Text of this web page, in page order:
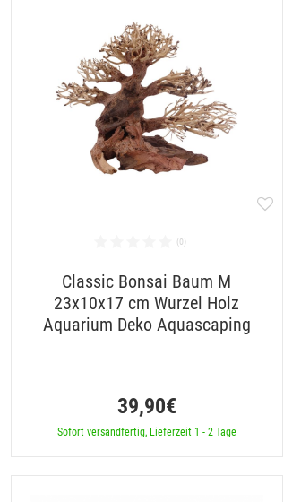
Classic Bonsai Baum M
23x10x17 cm Wurzel Holz
Aquarium Deko Aquascaping
39,90€
Sofort versandfertig, Lieferzeit 1 - 2 Tage